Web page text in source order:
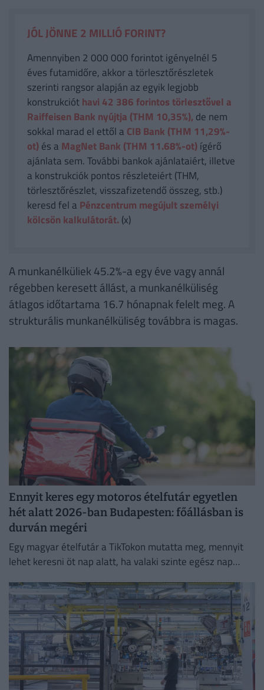
JÓL JÖNNE 2 MILLIÓ FORINT?
Amennyiben 2 000 000 forintot igényelnél 5
éves futamidőre, akkor a törlesztőrészletek
szerinti rangsor alapján az egyik legjobb
konstrukcióthavi 42 386 forintos törlesztővel a
Raiffeisen Bank nyújtja (THM 10,35%), de nem
sokkal marad el ettől a CIB Bank (THM 11,29%-
ot)és a MagNet Bank (THM 11.68%-ot)ígérő
ajánlata sem. További bankok ajánlataiért, illetve
a konstrukciók pontos részleteiért (THM,
törlesztőrészlet, visszafizetendő összeg, stb.)
keresd fel a Pénzcentrum megújult személyi
kölcsön kalkulátorát. (x)
A munkanélküliek 45.2%-a egy éve vagy annál
régebben keresett állást, a munkanélküliség
átlagos időtartama 16.7 hónapnak felelt meg. A
strukturális munkanélküliség továbbra is magas.
Ennyit keres egy motoros ételfutár egyetlen
hét alatt 2026-ban Budapesten: főállásban is
durván megéri
Egy magyar ételfutár a TikTokon mutatta meg, mennyit
lehet keresni öt nap alatt, ha valaki szinte egész nap